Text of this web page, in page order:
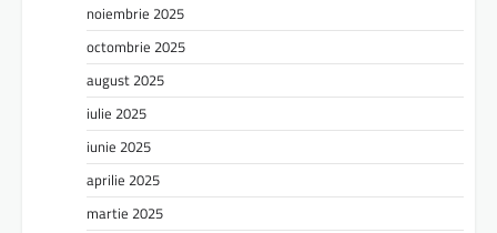
noiembrie 2025
octombrie 2025
august 2025
iulie 2025
iunie 2025
aprilie 2025
martie 2025